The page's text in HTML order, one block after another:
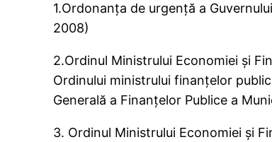
1.Ordonanţa de urgenţă a
2008)
2.Ordinul Ministrului Economiei şi
Ordinului ministrului finanţelor
Generală a Finanţelor Publice a
3. Ordinul Ministrului Economiei şi